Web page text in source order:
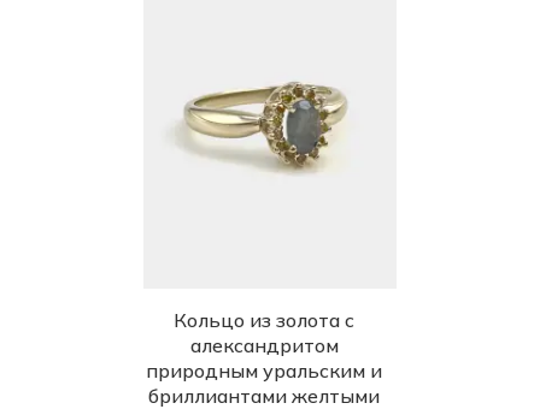
Кольцо из золота с
александритом
природным уральским и
бриллиантами желтыми